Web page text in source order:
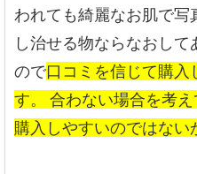
われても綺麗なお肌で写
し治せる物ならなおし
ので口コミを信じて購
す。
合わない場合を考
購入しやすいのではない